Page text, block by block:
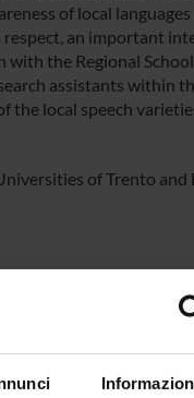
of local
an important
the Regional
assistants within
the local speech
of Trento and